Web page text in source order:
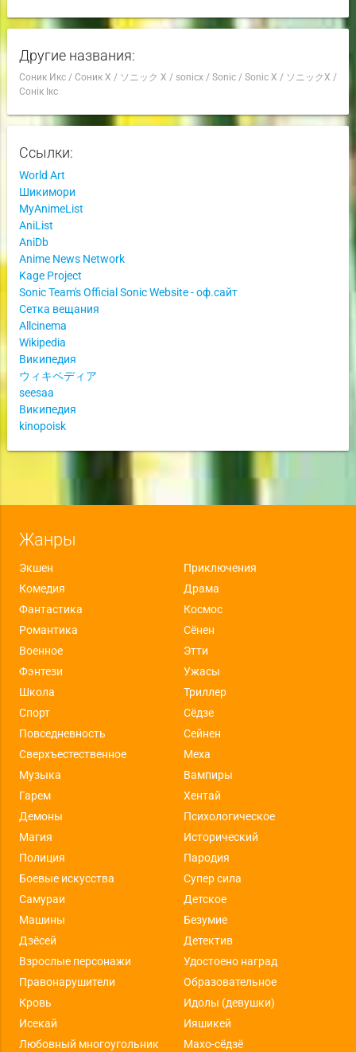
Другие названия:
Соник Икс/ Соник X / ソニック X / sonicx/ Sonic/ Sonic X / ソニックX /
Сонік Ікс
Ссылки:
World Art
Шикимори
MyAnimeList
AniList
AniDb
Anime News Network
Kage Project
Sonic Team's Official Sonic Website - оф.сайт
Сетка вещания
Allcinema
Wikipedia
Википедия
ウィキペディア
seesaa
Википедия
kinopoisk
Жанры
Экшен
Приключения
Комедия
Драма
Фантастика
Космос
Романтика
Сёнен
Военное
Этти
Фэнтези
Ужасы
Школа
Триллер
Спорт
Сёдзе
Повседневность
Сейнен
Сверхъестественное
Меха
Музыка
Вампиры
Гарем
Хентай
Демоны
Психологическое
Магия
Исторический
Полиция
Пародия
Боевые искусства
Супер сила
Самураи
Детское
Машины
Безумие
Дзёсей
Детектив
Взрослые персонажи
Удостоено наград
Правонарушители
Образовательное
Кровь
Идолы (девушки)
Исекай
Ияшикей
Любовный многоугольник
Махо-сёдзё